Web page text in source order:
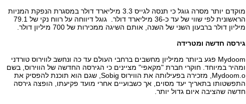
מוקדם יותר מסרה גוגל כי תנסה לגייס 3.3 מיליארד דולר במסגרת הנפקת המניות
הראשונית לפי שווי של עד כ-36 מיליארד דולר. גוגל דיווחה על רווח נקי של 79.1
מיליון דולר ברבעון השני של השנה, אותם השיגה ממכירות של 700 מיליון דולר.
גירסה חדשה ומטרידה
Mydoom פגע ביותר ממיליון מחשבים ברחבי העולם עד כה ונחשב לווירוס טורדני
ומהיר במיוחד. חוקרי חברת "מקאפי" מציינים כי הגירסה החדשה של הווירוס, בשם
Mydoom.o, מזכירה בפעילותה את הווירוס Sobig, שגם הוא תוכנת להפסיק את
התפשטותו בתאריך יעד מסוים, אך כשבועיים אחרי מועד פקיעתו, הופצה גירסה
חדשה שהציבה איום גדול יותר.